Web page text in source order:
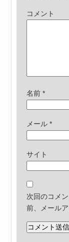
コメント
名前*
メール*
サイト
次回のコメ
前、メール